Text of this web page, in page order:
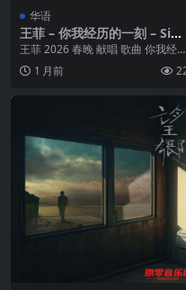
华语
王菲 – 你我经历的一刻 – Sing
le (2026-02-17) (Hi-Res 24bi
王菲 2026 春晚 献唱 歌曲 你我经历
的一刻
1 月前